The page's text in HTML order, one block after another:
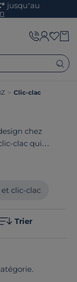
jusqu’au
> Clic-clac
chez
clac qui
diversifiée,
tout type
? Ils sont
et clic-clac
Trier